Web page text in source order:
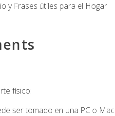
y Frases útiles para el Hogar
físico:
ser tomado en una PC o Mac.